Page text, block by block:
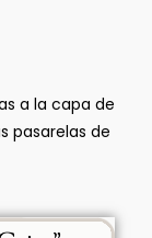
a la capa de
pasarelas de